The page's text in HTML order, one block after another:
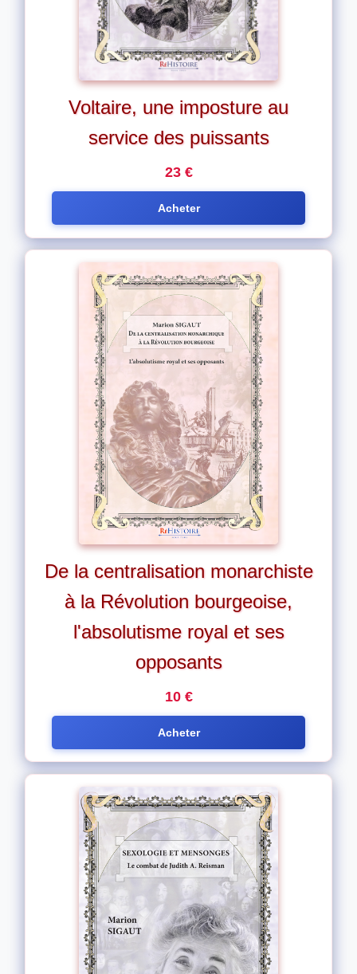
Voltaire, une imposture au
service des puissants
23 €
Acheter
De la centralisation monarchiste
à la Révolution bourgeoise,
l'absolutisme royal et ses
opposants
10 €
Acheter